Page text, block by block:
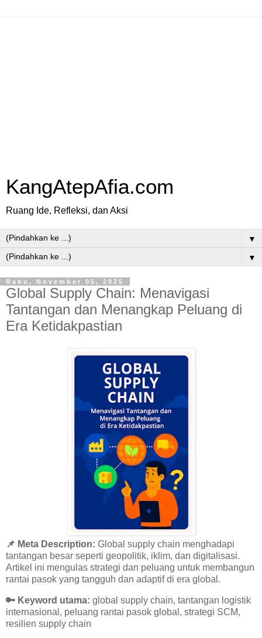
KangAtepAfia.com
Ruang Ide, Refleksi, dan Aksi
▼
▼
Rabu, November 05, 2025
Global Supply Chain: Menavigasi
Tantangan dan Menangkap Peluang di
Era Ketidakpastian
📌 Meta Description: Global supply chain menghadapi
tantangan besar seperti geopolitik, iklim, dan digitalisasi.
Artikel ini mengulas strategi dan peluang untuk membangun
rantai pasok yang tangguh dan adaptif di era global.
🔑 Keyword utama: global supply chain, tantangan logistik
internasional, peluang rantai pasok global, strategi SCM,
resilien supply chain